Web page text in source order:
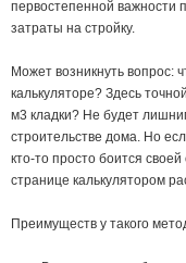
первостепенной важности
затраты на стройку.
Может возникнуть вопрос:
калькуляторе? Здесь
м3 кладки? Не будет
строительстве дома. Но
кто-то просто боится
странице калькулятором
Преимуществ у такого